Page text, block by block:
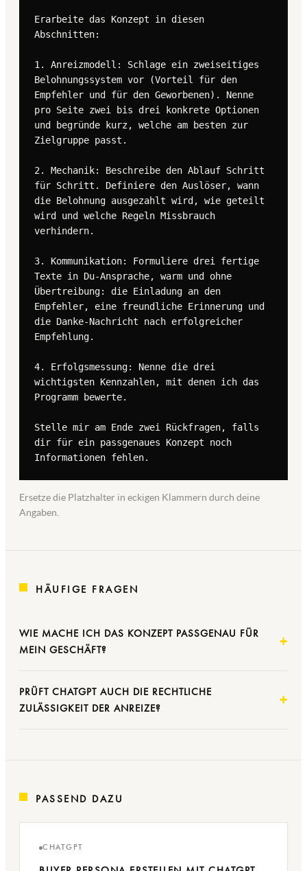
Erarbeite das Konzept in diesen
Abschnitten:
1. Anreizmodell: Schlage ein zweiseitiges
Belohnungssystem vor (Vorteil für den
Empfehler und für den Geworbenen). Nenne
pro Seite zwei bis drei konkrete Optionen
und begründe kurz, welche am besten zur
Zielgruppe passt.
2. Mechanik: Beschreibe den Ablauf Schritt
für Schritt. Definiere den Auslöser, wann
die Belohnung ausgezahlt wird, wie geteilt
wird und welche Regeln Missbrauch
verhindern.
3. Kommunikation: Formuliere drei fertige
Texte in Du-Ansprache, warm und ohne
Übertreibung: die Einladung an den
Empfehler, eine freundliche Erinnerung und
die Danke-Nachricht nach erfolgreicher
Empfehlung.
4. Erfolgsmessung: Nenne die drei
wichtigsten Kennzahlen, mit denen ich das
Programm bewerte.
Stelle mir am Ende zwei Rückfragen, falls
dir für ein passgenaues Konzept noch
Informationen fehlen.
Ersetze die Platzhalter in eckigen Klammern durch deine
Angaben.
HÄUFIGE FRAGEN
WIE MACHE ICH DAS KONZEPT PASSGENAU FÜR
MEIN GESCHÄFT?
PRÜFT CHATGPT AUCH DIE RECHTLICHE
ZULÄSSIGKEIT DER ANREIZE?
PASSEND DAZU
CHATGPT